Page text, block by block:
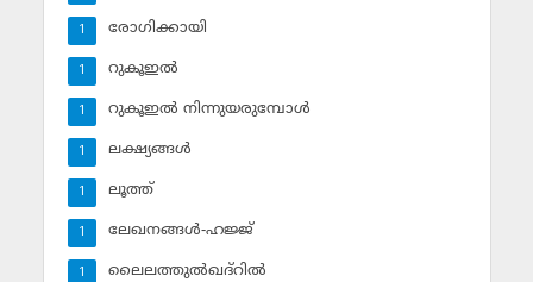
രോഗിക്കായി
1
റുകൂഇല്‍
1
റുകൂഇല്‍ നിന്നുയരുമ്പോള്‍
1
ലക്ഷ്യങ്ങള്‍
1
ലൂത്ത്‌
1
ലേഖനങ്ങള്‍-ഹജ്ജ്‌
1
ലൈലത്തുല്‍ഖദ്‌റില്‍
1